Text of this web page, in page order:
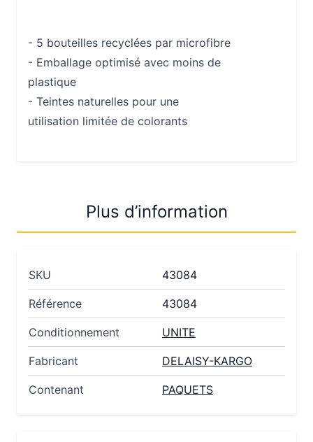
- 5 bouteilles recyclées par microfibre
- Emballage optimisé avec moins de
plastique
- Teintes naturelles pour une
utilisation limitée de colorants
Plus d’information
SKU 43084
Référence 43084
Conditionnement UNITE
Fabricant DELAISY-KARGO
Contenant PAQUETS